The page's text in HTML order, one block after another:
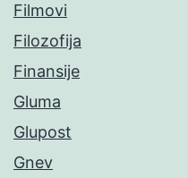
Filmovi
Filozofija
Finansije
Gluma
Glupost
Gnev